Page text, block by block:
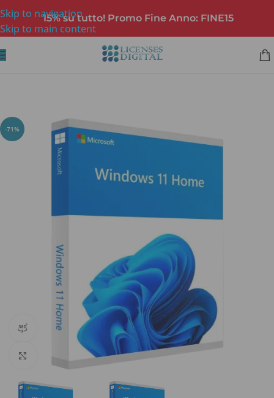
Skip to navigation
Skip to main content
15% su tutto! Promo Fine Anno: FINE15
-71%
360 vista del prodotto
Clicca per ingrandire